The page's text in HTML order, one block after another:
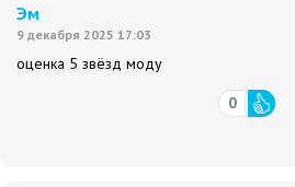
Эм
9 декабря 2025 17:03
оценка 5 звёзд моду
0